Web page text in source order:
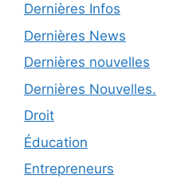
Dernières Infos
Dernières News
Dernières nouvelles
Dernières Nouvelles.
Droit
Éducation
Entrepreneurs